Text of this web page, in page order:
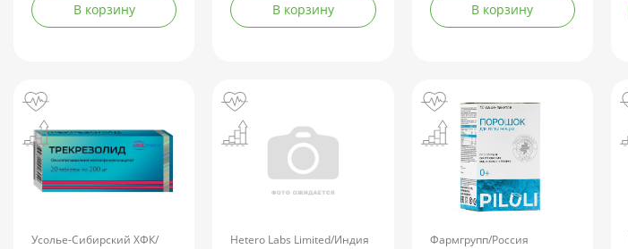
В корзину В корзину В корзину
Усолье-Сибирский ХФК/
Hetero Labs Limited/Индия Фармгрупп/Россия